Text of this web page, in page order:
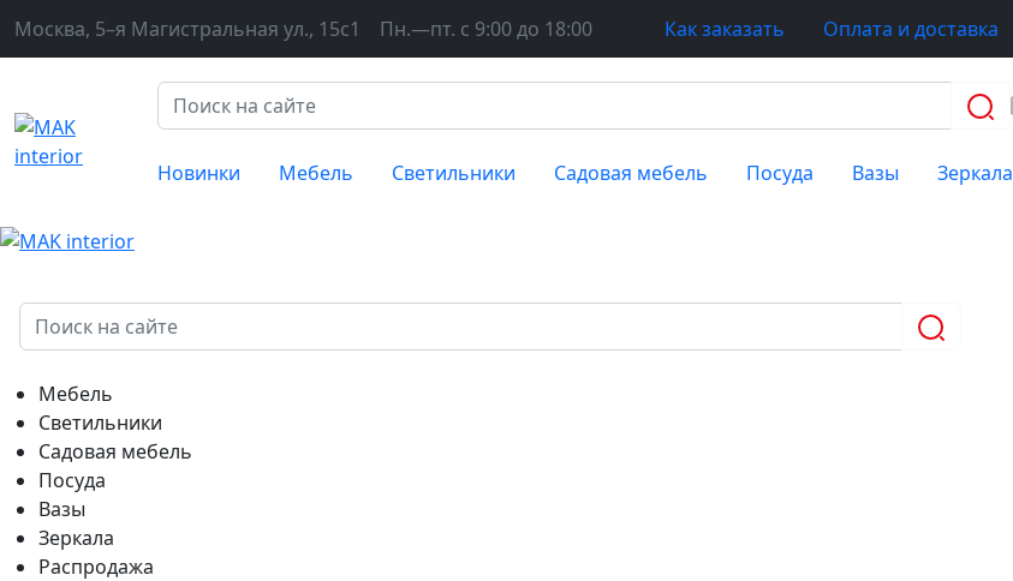
Москва, 5–я Магистральная ул., 15с1 Пн.—пт. с 9:00 до 18:00 Как заказать Оплата и доставка
Новинки
Мебель Светильники Садовая мебель Посуда Вазы Зеркала
Мебель
Светильники
Садовая мебель
Посуда
Вазы
Зеркала
Распродажа